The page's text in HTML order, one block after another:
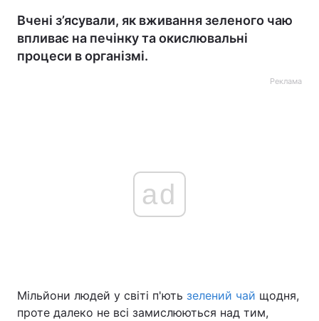
Вчені з’ясували, як вживання зеленого чаю
впливає на печінку та окислювальні
процеси в організмі.
Реклама
ad
Мільйони людей у світі п'ють зелений чай щодня,
проте далеко не всі замислюються над тим,